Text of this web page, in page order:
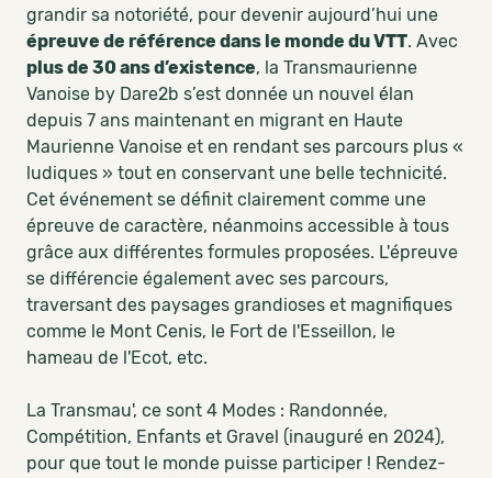
grandir sa notoriété, pour devenir aujourd’hui une
épreuve de référence dans le monde du VTT. Avec
plus de 30 ans d’existence, la Transmaurienne
Vanoise by Dare2b s’est donnée un nouvel élan
depuis 7 ans maintenant en migrant en Haute
Maurienne Vanoise et en rendant ses parcours plus «
ludiques » tout en conservant une belle technicité.
Cet événement se définit clairement comme une
épreuve de caractère, néanmoins accessible à tous
grâce aux différentes formules proposées. L'épreuve
se différencie également avec ses parcours,
traversant des paysages grandioses et magnifiques
comme le Mont Cenis, le Fort de l'Esseillon, le
hameau de l'Ecot, etc.
La Transmau', ce sont 4 Modes : Randonnée,
Compétition, Enfants et Gravel (inauguré en 2024),
pour que tout le monde puisse participer ! Rendez-